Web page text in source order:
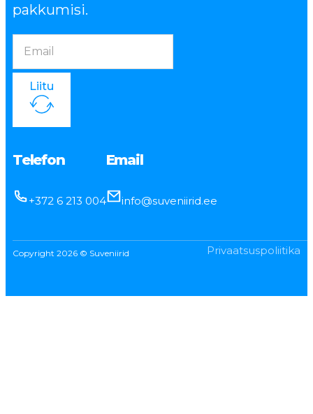
pakkumisi.
Liitu
Telefon
+372 6 213 004
Email
info@suveniirid.ee
Copyright 2026 © Suveniirid Privaatsuspoliitika